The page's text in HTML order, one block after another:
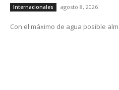
Internacionales agosto 8, 2026
Con el máximo de agua posible